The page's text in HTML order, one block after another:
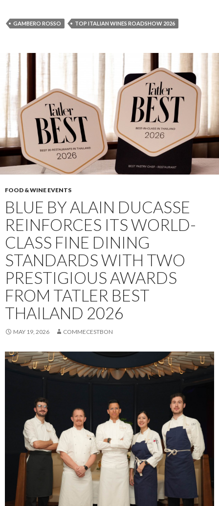
GAMBERO ROSSO TOP ITALIAN WINES ROADSHOW 2026
FOOD & WINE EVENTS
BLUE BY ALAIN DUCASSE
REINFORCES ITS WORLD-
CLASS FINE DINING
STANDARDS WITH TWO
PRESTIGIOUS AWARDS
FROM TATLER BEST
THAILAND 2026
MAY 19, 2026 COMMECESTBON